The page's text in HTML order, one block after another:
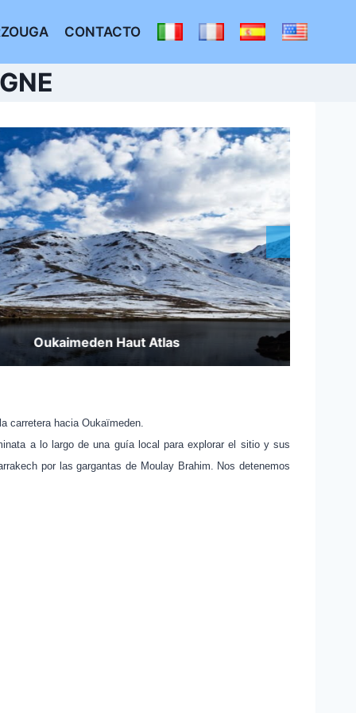
CONTACTO
Haut Atlas
carretera hacia Oukaïmeden.
a lo largo de una guía local para explorar el sitio y sus
por las gargantas de Moulay Brahim. Nos detenemos